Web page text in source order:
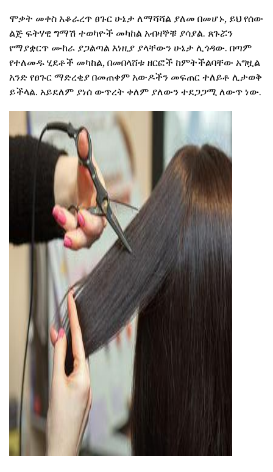
ሞቃት መቀስ አቆራረጥ ፀጉር ሁኔታ ለማሻሻል ያለመ በመሆኑ, ይህ የሰው
ልጅ ፍትሃዊ ግማሽ ተወካዮች መካከል አብዛኞቹ ያሳያል. ጸጉሯን
የማያቋርጥ ሙከራ ያጋልጣል እነዚያ ያላቸውን ሁኔታ ሊጎዳው. በጣም
የተለመዱ ሂደቶች መካከል, በመበላሸቱ ዘርፎች ከምትችልባቸው አግዟል
አንድ የፀጉር ማድረቂያ በመጠቀም አውዶችን መፍጠር ተለይቶ ሊታወቅ
ይችላል. አይደለም ያነሰ ውጥረት ቀለም ያለውን ተደጋጋሚ ለውጥ ነው.
ad